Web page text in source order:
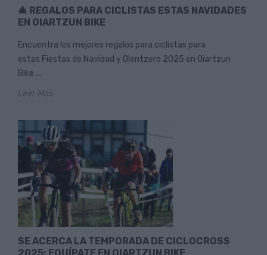
🎄 REGALOS PARA CICLISTAS ESTAS NAVIDADES
EN OIARTZUN BIKE
Encuentra los mejores regalos para ciclistas para
estas Fiestas de Navidad y Olentzero 2025 en Oiartzun
Bike....
Leer Más
SE ACERCA LA TEMPORADA DE CICLOCROSS